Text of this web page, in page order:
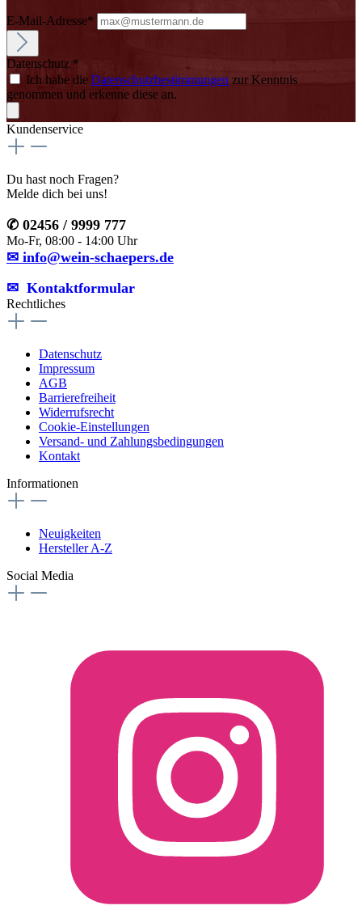
E-Mail-Adresse*
Datenschutz *
Ich habe die Datenschutzbestimmungen zur Kenntnis
genommen und erkenne diese an.
Kundenservice
Du hast noch Fragen?
Melde dich bei uns!
✆ 02456 / 9999 777
Mo-Fr, 08:00 - 14:00 Uhr
✉ info@wein-schaepers.de
✉︎ Kontaktformular
Rechtliches
Datenschutz
Impressum
AGB
Barrierefreiheit
Widerrufsrecht
Cookie-Einstellungen
Versand- und Zahlungsbedingungen
Kontakt
Informationen
Neuigkeiten
Hersteller A-Z
Social Media